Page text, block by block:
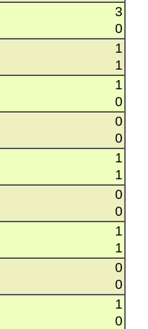
3
0
1
1
1
0
0
0
1
1
0
0
1
1
0
0
1
0